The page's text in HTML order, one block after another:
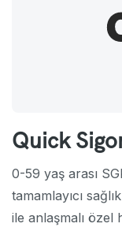
Quick
0-59 yaş arası
tamamlayıcı
ile anlaşmalı özel